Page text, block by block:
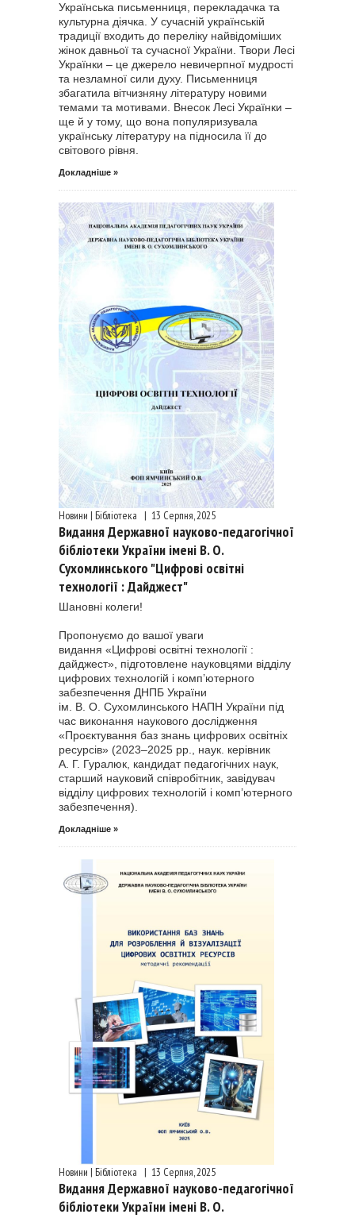
Українська письменниця, перекладачка та
культурна діячка. У сучасній українській
традиції входить до переліку найвідоміших
жінок давньої та сучасної України. Твори Лесі
Українки – це джерело невичерпної мудрості
та незламної сили духу. Письменниця
збагатила вітчизняну літературу новими
темами та мотивами. Внесок Лесі Українки –
ще й у тому, що вона популяризувала
українську літературу на підносила її до
світового рівня.
Докладніше »
Новини | Бібліотека | 13 Серпня, 2025
Видання Державної науково-педагогічної
бібліотеки України імені В. О.
Сухомлинського "Цифрові освітні
технології : Дайджест"
Шановні колеги!
Пропонуємо до вашої уваги
видання «Цифрові освітні технології :
дайджест», підготовлене науковцями відділу
цифрових технологій і комп’ютерного
забезпечення ДНПБ України
ім. В. О. Сухомлинського НАПН України під
час виконання наукового дослідження
«Проєктування баз знань цифрових освітніх
ресурсів» (2023–2025 рр., наук. керівник
А. Г. Гуралюк, кандидат педагогічних наук,
старший науковий співробітник, завідувач
відділу цифрових технологій і комп’ютерного
забезпечення).
Докладніше »
Новини | Бібліотека | 13 Серпня, 2025
Видання Державної науково-педагогічної
бібліотеки України імені В. О.